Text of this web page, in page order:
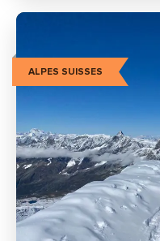
ALPES SUISSES